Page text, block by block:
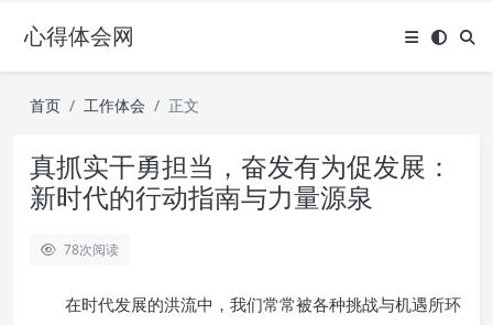
心得体会网
首页 工作体会 正文
真抓实干勇担当，奋发有为促发展：
新时代的行动指南与力量源泉
78次阅读
在时代发展的洪流中，我们常常被各种挑战与机遇所环